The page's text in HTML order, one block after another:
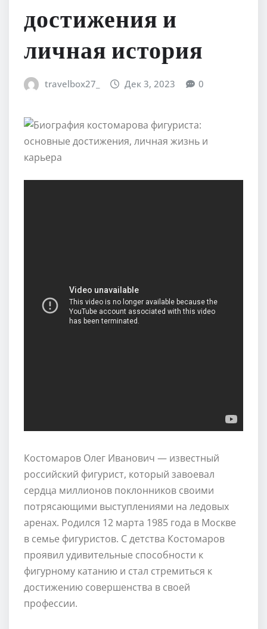
достижения и
личная история
travelbox27_ Дек 3, 2023 0
Костомаров Олег Иванович — известный
российский фигурист, который завоевал
сердца миллионов поклонников своими
потрясающими выступлениями на ледовых
аренах. Родился 12 марта 1985 года в Москве
в семье фигуристов. С детства Костомаров
проявил удивительные способности к
фигурному катанию и стал стремиться к
достижению совершенства в своей
профессии.